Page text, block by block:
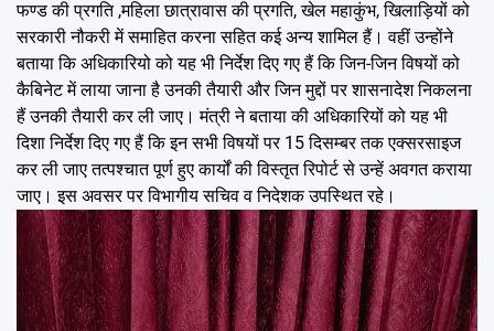
फण्ड की प्रगति ,महिला छात्रावास की प्रगति, खेल महाकुंभ, खिलाड़ियों को
सरकारी नौकरी में समाहित करना सहित कई अन्य शामिल हैं। वहीं उन्होंने
बताया कि अधिकारियो को यह भी निर्देश दिए गए हैं कि जिन-जिन विषयों को
कैबिनेट में लाया जाना है उनकी तैयारी और जिन मुद्दों पर शासनादेश निकलना
हैं उनकी तैयारी कर ली जाए। मंत्री ने बताया की अधिकारियों को यह भी
दिशा निर्देश दिए गए हैं कि इन सभी विषयों पर 15 दिसम्बर तक एक्सरसाइज
कर ली जाए तत्पश्चात पूर्ण हुए कार्यों की विस्तृत रिपोर्ट से उन्हें अवगत कराया
जाए। इस अवसर पर विभागीय सचिव व निदेशक उपस्थित रहे।